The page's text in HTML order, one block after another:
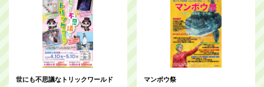
世にも不思議なトリックワールド マンボウ祭